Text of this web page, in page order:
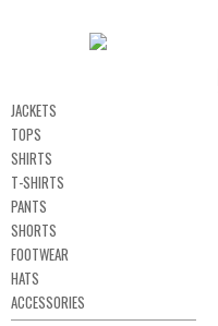
JACKETS
TOPS
SHIRTS
T-SHIRTS
PANTS
SHORTS
FOOTWEAR
HATS
ACCESSORIES